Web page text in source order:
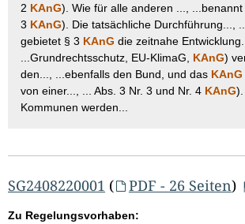
2 KAnG). Wie für alle anderen ..., ...benannt
3 KAnG). Die tatsächliche Durchführung...,
gebietet § 3 KAnG die zeitnahe
...Grundrechtsschutz, EU-KlimaG, KAnG)
den..., ...ebenfalls den Bund, und das KAnG
von einer..., ... Abs. 3 Nr. 3 und Nr. 4 KAnG).
Kommunen werden...
SG2408220001 ( PDF - 26 Seiten)
Zu Regelungsvorhaben: